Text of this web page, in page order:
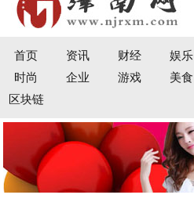
首页 资讯 财经 娱乐
时尚
企业 游戏 美食
区块链